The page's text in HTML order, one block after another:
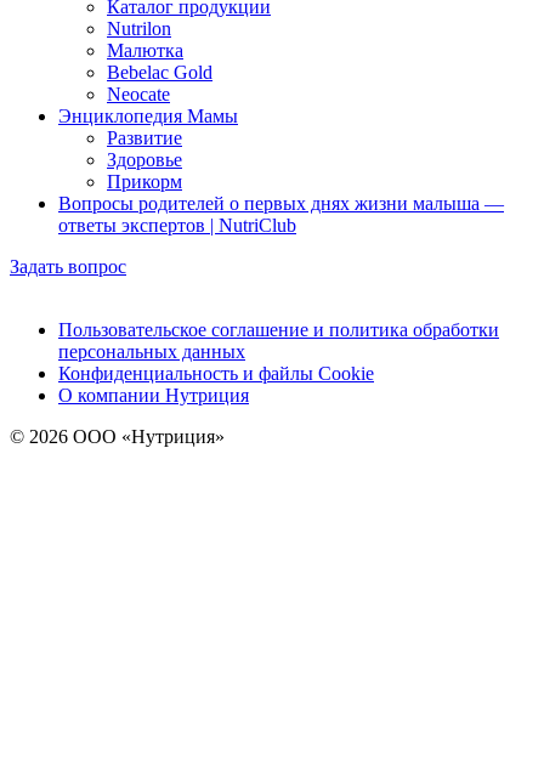
Каталог продукции
Nutrilon
Малютка
Bebelac Gold
Neocate
Энциклопедия Мамы
Развитие
Здоровье
Прикорм
Вопросы родителей о первых днях жизни малыша —
ответы экспертов | NutriClub
Задать вопрос
Пользовательское соглашение и политика обработки
персональных данных
Конфиденциальность и файлы Cookie
О компании Нутриция
© 2026 ООО «Нутриция»